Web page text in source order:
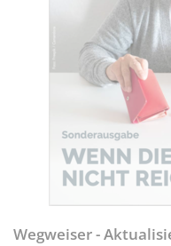
Wegweiser -